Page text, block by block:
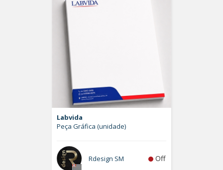
Labvida
Peça Gráfica (unidade)
Rdesign SM Off